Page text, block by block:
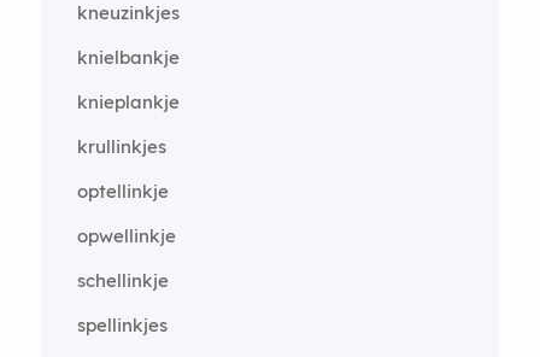
kneuzinkjes
knielbankje
knieplankje
krullinkjes
optellinkje
opwellinkje
schellinkje
spellinkjes